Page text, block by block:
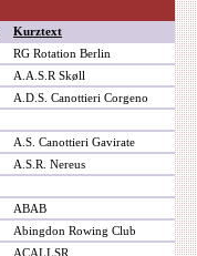
Kurztext
RG Rotation Berlin
A.A.S.R Skøll
A.D.S. Canottieri Corgeno
A.S. Canottieri Gavirate
A.S.R. Nereus
ABAB
Abingdon Rowing Club
ACALLSR